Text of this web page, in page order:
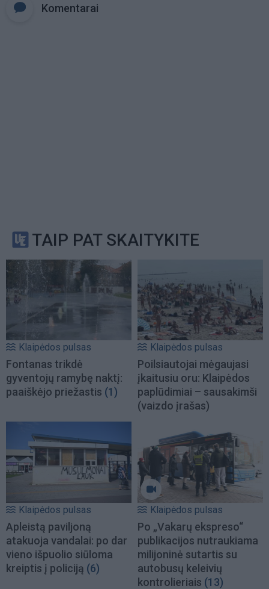
Komentarai
TAIP PAT SKAITYKITE
Klaipėdos pulsas
Fontanas trikdė
gyventojų ramybę naktį:
paaiškėjo priežastis (1)
Klaipėdos pulsas
Poilsiautojai mėgaujasi
įkaitusiu oru: Klaipėdos
paplūdimiai – sausakimši
(vaizdo įrašas)
Klaipėdos pulsas
Apleistą paviljoną
atakuoja vandalai: po dar
vieno išpuolio siūloma
kreiptis į policiją (6)
Klaipėdos pulsas
Po „Vakarų ekspreso“
publikacijos nutraukiama
milijoninė sutartis su
autobusų keleivių
kontrolieriais (13)